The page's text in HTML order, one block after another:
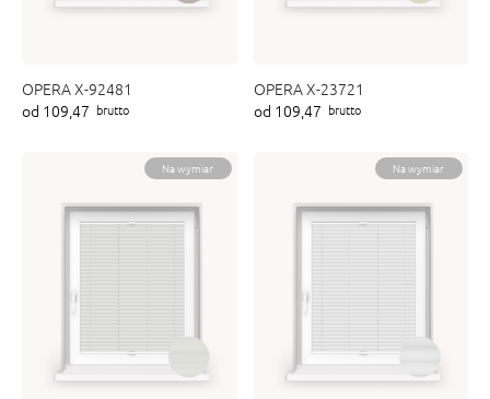
OPERA X-92481
od 109,47 brutto
OPERA X-23721
od 109,47 brutto
Na wymiar Na wymiar